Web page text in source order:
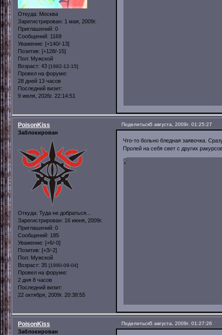
Откуда: Москва
Зарегистрирован: 1 мая, 2009г.
Приглашений: 0
Сообщений: 1169
Уважение: [+140/-13]
Позитив: [+128/-15]
Пол: Мужской
Возраст: 43 [1982-12-15]
Провел на форуме:
28 дней 13 часов
Последний визит:
9 июля, 2026г. 22:14:51
Поделиться5 августа, 2009г. 01:25:27
PoisonKiss
Заблокирован
Откуда: Туда не добраться...
Зарегистрирован: 16 июня, 2009г.
Приглашений: 0
Сообщений: 185
Уважение: [+6/-0]
Позитив: [+3/-2]
Пол: Мужской
Возраст: 35 [1990-09-04]
Провел на форуме:
2 дня 8 часов
Последний визит:
22 октября, 2009г. 20:38:55
Что-то больно бледная заявочка.
Пролей на себя свет с других
0
Поделиться5 августа, 2009г. 01:27:26
PoisonKiss
Заблокирован